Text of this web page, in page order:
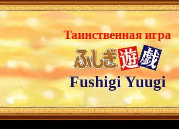
Таинственная игра
Fushigi Yuugi